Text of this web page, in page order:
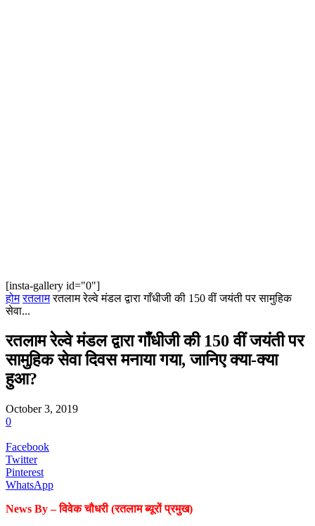
[insta-gallery id="0"]
होम रतलाम रतलाम रेल्वे मंडल द्वारा गाँधीजी की 150 वीं जयंती पर सामुहिक
सेवा...
रतलाम रेल्वे मंडल द्वारा गाँधीजी की 150 वीं जयंती पर
सामुहिक सेवा दिवस मनाया गया, जानिए क्या-क्या
हुआ?
October 3, 2019
0
Facebook
Twitter
Pinterest
WhatsApp
News By – विवेक चौधरी (रतलाम ब्यूरों प्रमुख)